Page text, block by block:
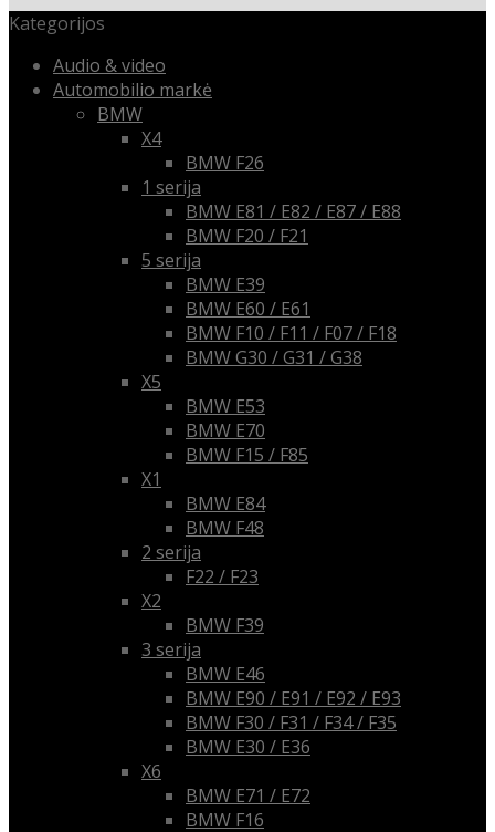
Kategorijos
Audio & video
Automobilio markė
BMW
X4
BMW F26
1 serija
BMW E81 / E82 / E87 / E88
BMW F20 / F21
5 serija
BMW E39
BMW E60 / E61
BMW F10 / F11 / F07 / F18
BMW G30 / G31 / G38
X5
BMW E53
BMW E70
BMW F15 / F85
X1
BMW E84
BMW F48
2 serija
F22 / F23
X2
BMW F39
3 serija
BMW E46
BMW E90 / E91 / E92 / E93
BMW F30 / F31 / F34 / F35
BMW E30 / E36
X6
BMW E71 / E72
BMW F16